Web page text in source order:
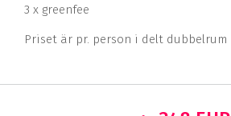
3 x greenfee
Priset är pr. person i delt dubbelrum